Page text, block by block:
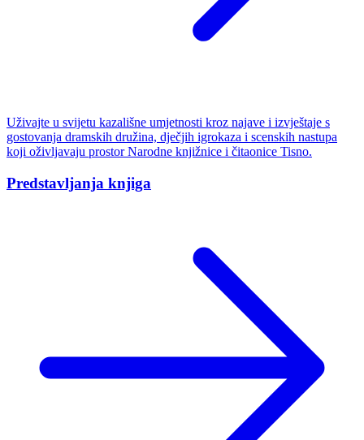
Uživajte u svijetu kazališne umjetnosti kroz najave i izvještaje s
gostovanja dramskih družina, dječjih igrokaza i scenskih nastupa
koji oživljavaju prostor Narodne knjižnice i čitaonice Tisno.
Predstavljanja knjiga